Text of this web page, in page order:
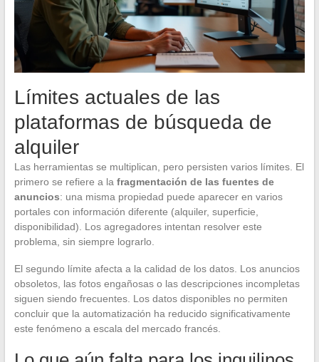
Límites actuales de las
plataformas de búsqueda de
alquiler
Las herramientas se multiplican, pero persisten varios límites. El
primero se refiere a la fragmentación de las fuentes de
anuncios: una misma propiedad puede aparecer en varios
portales con información diferente (alquiler, superficie,
disponibilidad). Los agregadores intentan resolver este
problema, sin siempre lograrlo.
El segundo límite afecta a la calidad de los datos. Los anuncios
obsoletos, las fotos engañosas o las descripciones incompletas
siguen siendo frecuentes. Los datos disponibles no permiten
concluir que la automatización ha reducido significativamente
este fenómeno a escala del mercado francés.